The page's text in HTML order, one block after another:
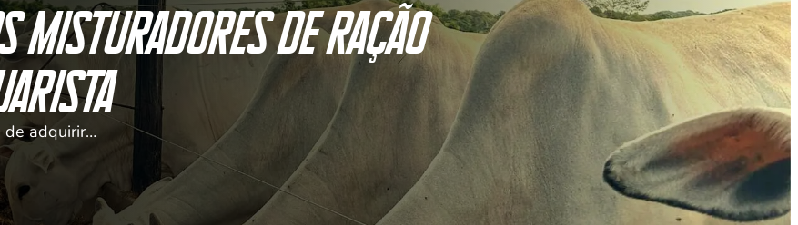
misturadores de ração
de adquirir…